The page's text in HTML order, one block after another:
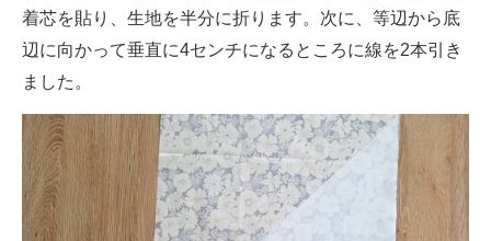
着芯を貼り、生地を半分に折ります。次に、等辺から底
辺に向かって垂直に4センチになるところに線を2本引き
ました。